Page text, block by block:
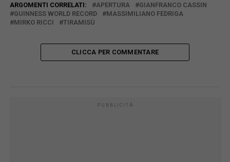
ARGOMENTI CORRELATI: APERTURA
GIANFRANCO CASSIN
GUINNESS WORLD RECORD
MASSIMILIANO FEDRIGA
MIRKO RICCI
TIRAMISÙ
CLICCA PER COMMENTARE
PUBBLICITÀ